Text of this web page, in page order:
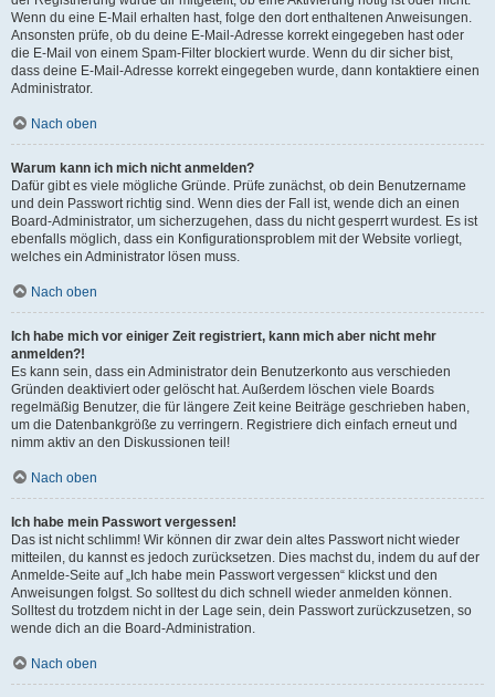
Wenn du eine E-Mail erhalten hast, folge den dort enthaltenen Anweisungen.
Ansonsten prüfe, ob du deine E-Mail-Adresse korrekt eingegeben hast oder
die E-Mail von einem Spam-Filter blockiert wurde. Wenn du dir sicher bist,
dass deine E-Mail-Adresse korrekt eingegeben wurde, dann kontaktiere einen
Administrator.
Nach oben
Warum kann ich mich nicht anmelden?
Dafür gibt es viele mögliche Gründe. Prüfe zunächst, ob dein Benutzername
und dein Passwort richtig sind. Wenn dies der Fall ist, wende dich an einen
Board-Administrator, um sicherzugehen, dass du nicht gesperrt wurdest. Es ist
ebenfalls möglich, dass ein Konfigurationsproblem mit der Website vorliegt,
welches ein Administrator lösen muss.
Nach oben
Ich habe mich vor einiger Zeit registriert, kann mich aber nicht mehr
anmelden?!
Es kann sein, dass ein Administrator dein Benutzerkonto aus verschieden
Gründen deaktiviert oder gelöscht hat. Außerdem löschen viele Boards
regelmäßig Benutzer, die für längere Zeit keine Beiträge geschrieben haben,
um die Datenbankgröße zu verringern. Registriere dich einfach erneut und
nimm aktiv an den Diskussionen teil!
Nach oben
Ich habe mein Passwort vergessen!
Das ist nicht schlimm! Wir können dir zwar dein altes Passwort nicht wieder
mitteilen, du kannst es jedoch zurücksetzen. Dies machst du, indem du auf der
Anmelde-Seite auf „Ich habe mein Passwort vergessen“ klickst und den
Anweisungen folgst. So solltest du dich schnell wieder anmelden können.
Solltest du trotzdem nicht in der Lage sein, dein Passwort zurückzusetzen, so
wende dich an die Board-Administration.
Nach oben